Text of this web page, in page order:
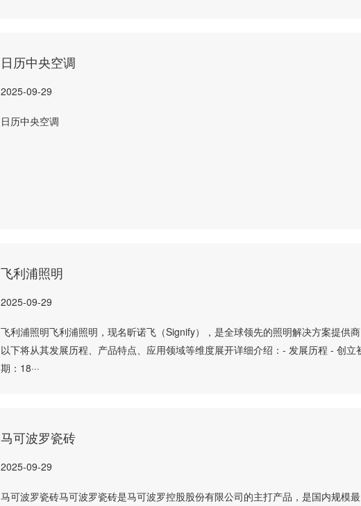
日历中央空调
2025-09-29
日历中央空调
飞利浦照明
2025-09-29
飞利浦照明飞利浦照明，现名昕诺飞（Signify），是全球领先的照明解决方案提供
以下将从其发展历程、产品特点、应用领域等维度展开详细介绍：- 发展历程 - 创立
期：18···
马可波罗瓷砖
2025-09-29
马可波罗瓷砖马可波罗瓷砖是马可波罗控股股份有限公司的主打产品，是国内规模